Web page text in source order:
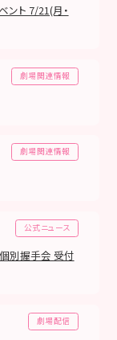
ント 7/21(月・
劇場関連情報
劇場関連情報
公式ニュース
別握手会 受付
劇場配信